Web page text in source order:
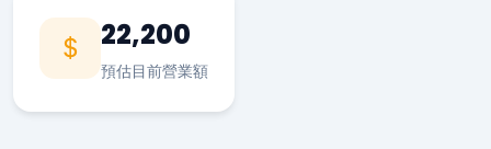
22,200
預估目前營業額